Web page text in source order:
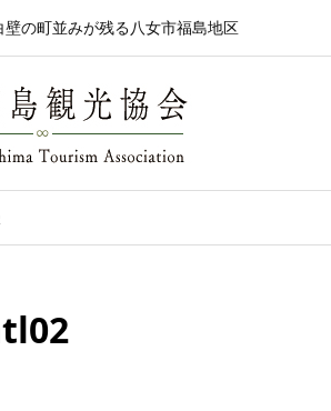
の町並みが残る八女市福島地区